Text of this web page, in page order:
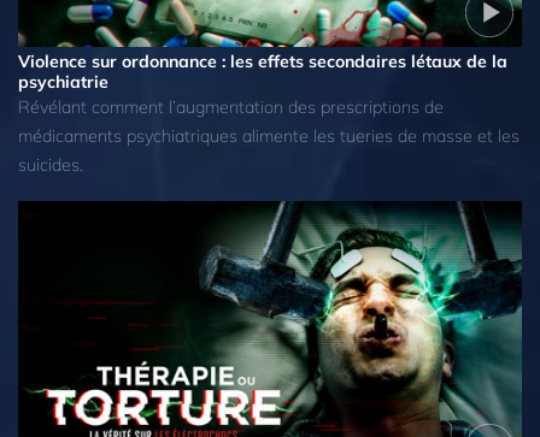
Violence sur ordonnance : les effets secondaires létaux de la
psychiatrie
Révélant comment l’augmentation des prescriptions de
médicaments psychiatriques alimente les tueries de masse et les
suicides.